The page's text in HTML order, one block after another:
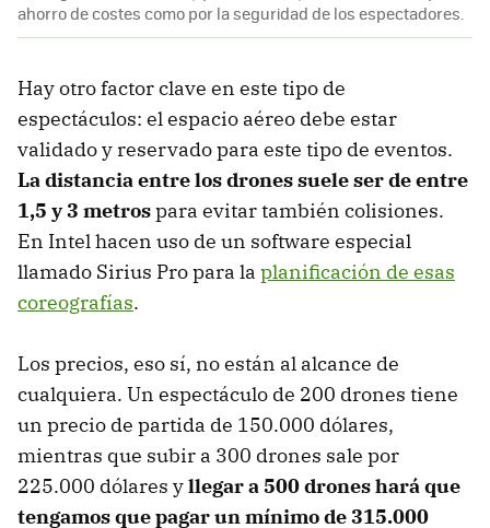
ahorro de costes como por la seguridad de los espectadores.
Hay otro factor clave en este tipo de
espectáculos: el espacio aéreo debe estar
validado y reservado para este tipo de eventos.
La distancia entre los drones suele ser de entre
1,5 y 3 metrospara evitar también colisiones.
En Intel hacen uso de un software especial
llamado Sirius Pro para la planificación de esas
coreografías.
Los precios, eso sí, no están al alcance de
cualquiera. Un espectáculo de 200 drones tiene
un precio de partida de 150.000 dólares,
mientras que subir a 300 drones sale por
225.000 dólares yllegar a 500 drones hará que
tengamos que pagar un mínimo de 315.000